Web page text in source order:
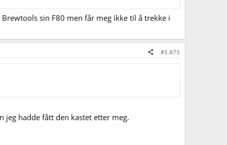
sin F80 men får meg ikke til å trekke i
#1.871
jeg hadde fått den kastet etter meg.